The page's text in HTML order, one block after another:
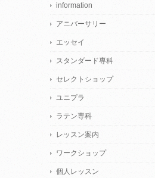
information
アニバーサリー
エッセイ
スタンダード専科
セレクトショップ
ユニプラ
ラテン専科
レッスン案内
ワークショップ
個人レッスン